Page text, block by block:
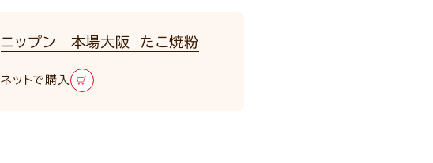
ニップン 本場大阪 たこ焼粉
ネットで購入